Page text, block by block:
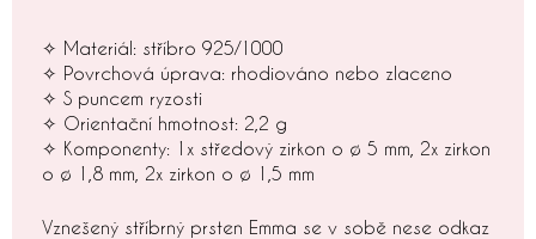
✧ Materiál: stříbro 925/1000
✧ Povrchová úprava: rhodiováno nebo zlaceno
✧ S puncem ryzosti
✧ Orientační hmotnost: 2,2 g
✧ Komponenty: 1x středový zirkon o ø 5 mm, 2x zirkon
o ø 1,8 mm, 2x zirkon o ø 1,5 mm
Vznešený stříbrný prsten Emma se v sobě nese odkaz